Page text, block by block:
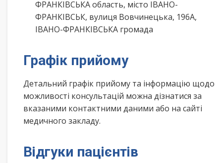
ФРАНКІВСЬКА область, місто ІВАНО-
ФРАНКІВСЬК, вулиця Вовчинецька, 196А,
ІВАНО-ФРАНКІВСЬКА громада
Графік прийому
Детальний графік прийому та інформацію щодо
можливості консультацій можна дізнатися за
вказаними контактними даними або на сайті
медичного закладу.
Відгуки пацієнтів